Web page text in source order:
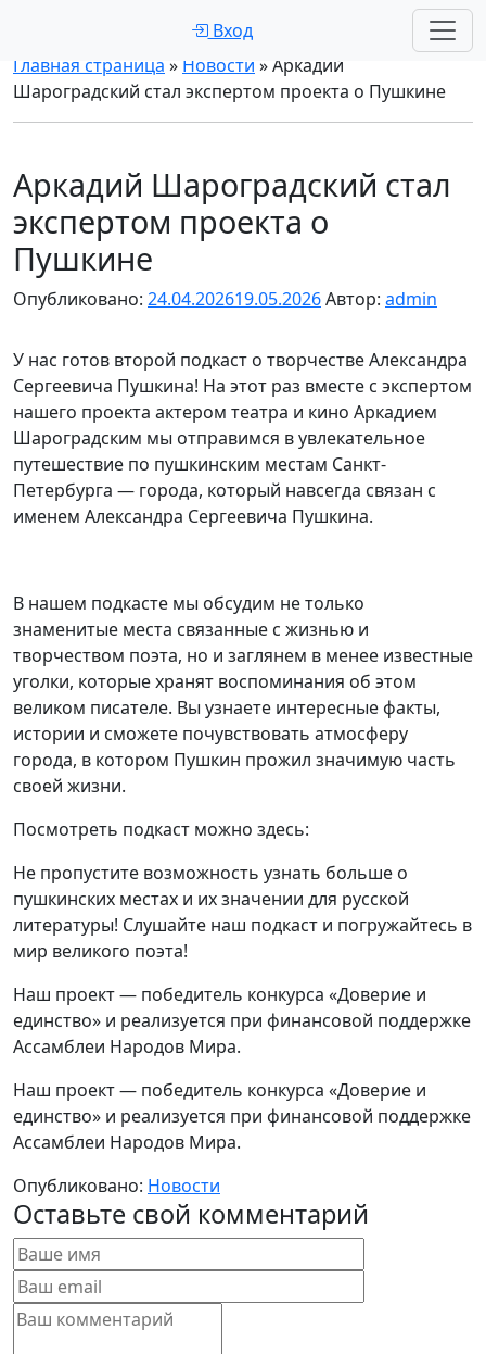
Вход
Главная страница » Новости »Аркадий
Шароградский стал экспертом проекта о Пушкине
Аркадий Шароградский стал
экспертом проекта о
Пушкине
Опубликовано: 24.04.202619.05.2026Автор: admin
У нас готов второй подкаст о творчестве Александра
Сергеевича Пушкина! На этот раз вместе с экспертом
нашего проекта актером театра и кино Аркадием
Шароградским мы отправимся в увлекательное
путешествие по пушкинским местам Санкт-
Петербурга — города, который навсегда связан с
именем Александра Сергеевича Пушкина.
В нашем подкасте мы обсудим не только
знаменитые места связанные с жизнью и
творчеством поэта, но и заглянем в менее известные
уголки, которые хранят воспоминания об этом
великом писателе. Вы узнаете интересные факты,
истории и сможете почувствовать атмосферу
города, в котором Пушкин прожил значимую часть
своей жизни.
Посмотреть подкаст можно здесь:
Не пропустите возможность узнать больше о
пушкинских местах и их значении для русской
литературы! Слушайте наш подкаст и погружайтесь в
мир великого поэта!
Наш проект — победитель конкурса «Доверие и
единство» и реализуется при финансовой поддержке
Ассамблеи Народов Мира.
Наш проект — победитель конкурса «Доверие и
единство» и реализуется при финансовой поддержке
Ассамблеи Народов Мира.
Опубликовано: Новости
Оставьте свой комментарий